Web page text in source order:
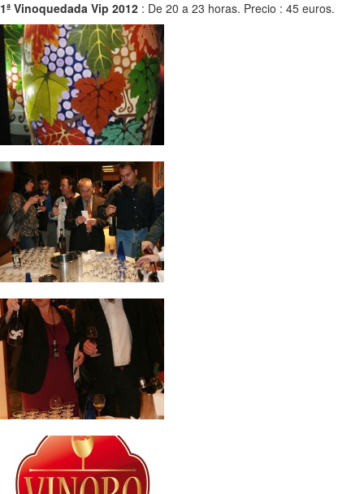
1ª Vinoquedada Vip 2012 : De 20 a 23 horas. Precio : 45 euros.